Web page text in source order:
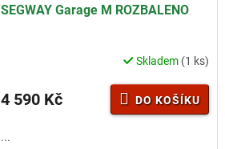
M
A
SEGWAY Garage M ROZBALENO
Skladem (1 ks)
4 590 Kč DO KOŠÍKU
...